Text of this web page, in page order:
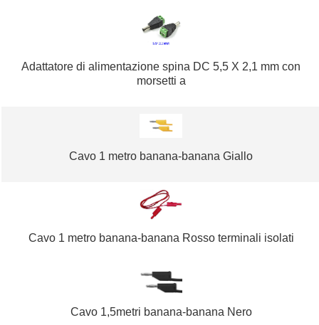
Adattatore di alimentazione spina DC 5,5 X 2,1 mm con
morsetti a
Cavo 1 metro banana-banana Giallo
Cavo 1 metro banana-banana Rosso terminali isolati
Cavo 1,5metri banana-banana Nero